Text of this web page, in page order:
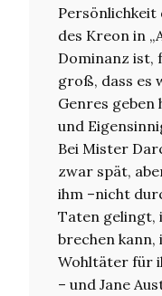
Persönlichkeit
des Kreon in
Dominanz ist,
groß, dass es
Genres geben
und
Bei Mister
zwar spät,
ihm –nicht
Taten gelingt,
brechen kann,
Wohltäter für
– und Jane